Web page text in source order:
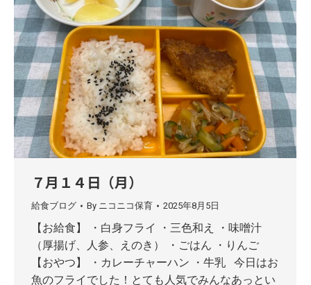
７月１４日（月）
給食ブログ By ニコニコ保育 2025年8月5日
【お給食】 ・白身フライ ・三色和え ・味噌汁
（厚揚げ、人参、えのき） ・ごはん ・りんご
【おやつ】 ・カレーチャーハン ・牛乳 今日はお
魚のフライでした！とても人気でみんなあっとい